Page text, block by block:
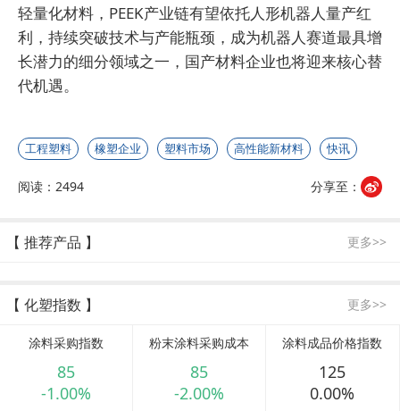
轻量化材料，PEEK产业链有望依托人形机器人量产红
利，持续突破技术与产能瓶颈，成为机器人赛道最具增
长潜力的细分领域之一，国产材料企业也将迎来核心替
代机遇。
工程塑料 橡塑企业 塑料市场 高性能新材料 快讯
阅读：2494 分享至：
【 推荐产品 】 更多>>
【 化塑指数 】 更多>>
涂料采购指数
85
-1.00%
粉末涂料采购成本
85
-2.00%
涂料成品价格指数
125
0.00%